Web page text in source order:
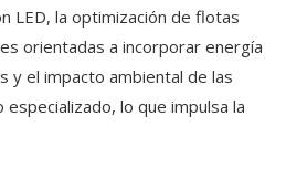
LED, la optimización de flotas
orientadas a incorporar energía
y el impacto ambiental de las
lo que impulsa la